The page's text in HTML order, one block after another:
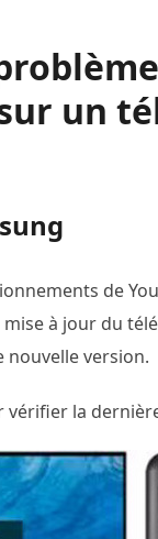
un
de
à jour du
version.
vérifier la